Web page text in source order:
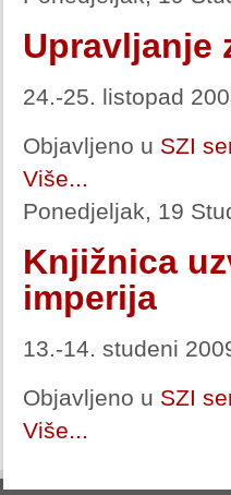
Upravljanje
24.-25. listopad
Objavljeno u SZI
Više...
Ponedjeljak, 19
Knjižnica
imperija
13.-14. studeni
Objavljeno u SZI
Više...